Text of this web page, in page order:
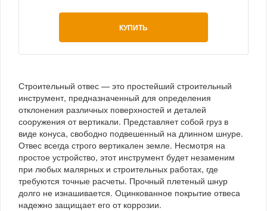
КУПИТЬ
Строительный отвес — это простейший строительный
инструмент, предназначенный для определения
отклонения различных поверхностей и деталей
сооружения от вертикали. Представляет собой груз в
виде конуса, свободно подвешенный на длинном шнуре.
Отвес всегда строго вертикален земле. Несмотря на
простое устройство, этот инструмент будет незаменим
при любых малярных и строительных работах, где
требуются точные расчеты. Прочный плетеный шнур
долго не изнашивается. Оцинкованное покрытие отвеса
надежно защищает его от коррозии.